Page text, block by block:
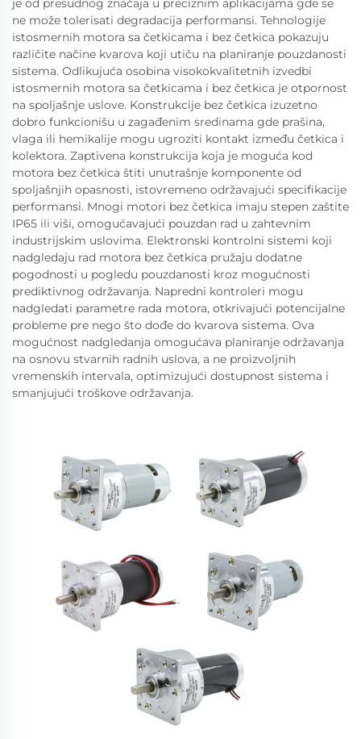
je od presudnog značaja u preciznim aplikacijama gde se
ne može tolerisati degradacija performansi. Tehnologije
istosmernih motora sa četkicama i bez četkica pokazuju
različite načine kvarova koji utiču na planiranje pouzdanosti
sistema. Odlikujuća osobina visokokvalitetnih izvedbi
istosmernih motora sa četkicama i bez četkica je otpornost
na spoljašnje uslove. Konstrukcije bez četkica izuzetno
dobro funkcionišu u zagađenim sredinama gde prašina,
vlaga ili hemikalije mogu ugroziti kontakt između četkica i
kolektora. Zaptivena konstrukcija koja je moguća kod
motora bez četkica štiti unutrašnje komponente od
spoljašnjih opasnosti, istovremeno održavajući specifikacije
performansi. Mnogi motori bez četkica imaju stepen zaštite
IP65 ili viši, omogućavajući pouzdan rad u zahtevnim
industrijskim uslovima. Elektronski kontrolni sistemi koji
nadgledaju rad motora bez četkica pružaju dodatne
pogodnosti u pogledu pouzdanosti kroz mogućnosti
prediktivnog održavanja. Napredni kontroleri mogu
nadgledati parametre rada motora, otkrivajući potencijalne
probleme pre nego što dođe do kvarova sistema. Ova
mogućnost nadgledanja omogućava planiranje održavanja
na osnovu stvarnih radnih uslova, a ne proizvoljnih
vremenskih intervala, optimizujući dostupnost sistema i
smanjujući troškove održavanja.